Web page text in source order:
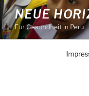
Zum
Inhalt
springen
NEUE
Für Gesundheit in Peru